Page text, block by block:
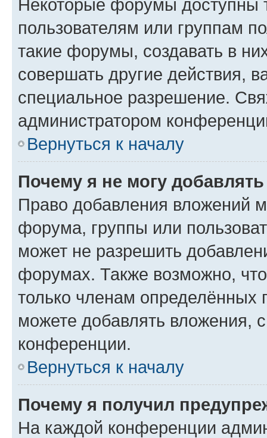
Некоторые форумы доступны
пользователям или группам
такие форумы, создавать в
совершать другие действия,
специальное разрешение.
администратором
Вернуться к началу
Почему я не могу
Право добавления вложений
форума, группы или
может не разрешить
форумах. Также возможно,
только членам определённых
можете добавлять вложения,
конференции.
Вернуться к началу
Почему я получил
На каждой конференции